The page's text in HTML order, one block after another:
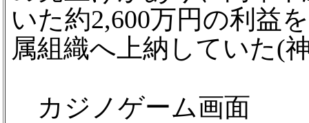
いた約2,600万円の利益
属組織へ上納していた(
カジノゲーム画面